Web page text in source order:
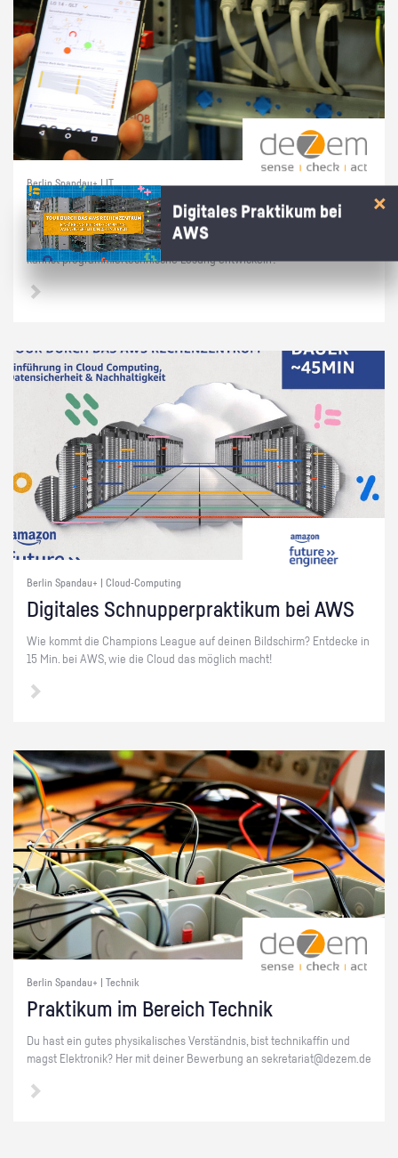
Berlin Spandau+ | IT
Prak­ti­kum soft­ware­na­he Tech­nik
Du hast dich in­ten­siv mit Linux/Raspber­ry Pi's/Py­thon be­schäf­tigt und
kannst pro­gram­mier­tech­ni­sche Lö­sung ent­wi­ckeln?
Berlin Spandau+ | Cloud-Computing
Di­gi­ta­les Schnup­per­prak­ti­kum bei AWS
Wie kommt die Cham­pi­ons Le­ague auf dei­nen Bild­schirm? Ent­de­cke in
15 Min. bei AWS, wie die Cloud das mög­lich macht!
Berlin Spandau+ | Technik
Prak­ti­kum im Be­reich Tech­nik
Du hast ein gutes phy­si­ka­li­sches Ver­ständ­nis, bist tech­ni­kaf­fin und
magst Elek­tro­nik? Her mit dei­ner Be­wer­bung an se­kre­ta­ri­at@​dezem.​de
Digitales Praktikum bei
AWS